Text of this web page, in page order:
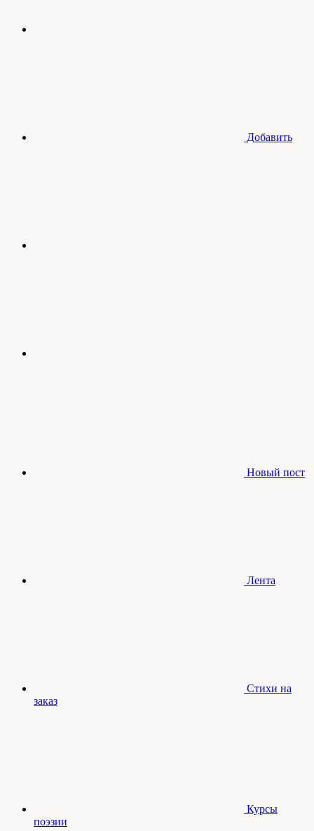
Добавить
Новый пост
Лента
Стихи на
заказ
Курсы
поэзии